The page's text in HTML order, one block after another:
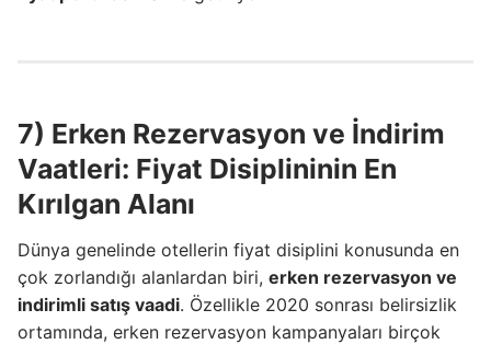
7) Erken Rezervasyon ve İndirim
Vaatleri: Fiyat Disiplininin En
Kırılgan Alanı
Dünya genelinde otellerin fiyat disiplini konusunda en
çok zorlandığı alanlardan biri, erken rezervasyon ve
indirimli satış vaadi. Özellikle 2020 sonrası belirsizlik
ortamında, erken rezervasyon kampanyaları birçok